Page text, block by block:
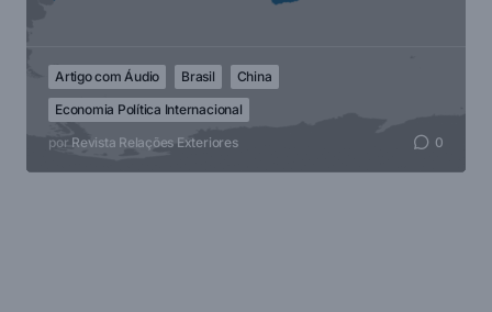
Artigo com Áudio Brasil
China
Economia Política Internacional
por Revista Relações Exteriores 0